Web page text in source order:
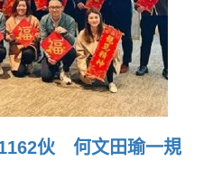
伙 何文田瑜一規